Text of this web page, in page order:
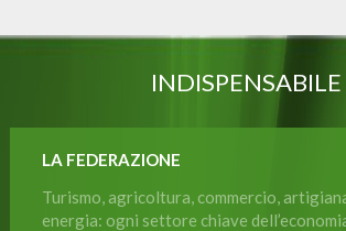
INDISPENSABILE
LA FEDERAZIONE
Turismo, agricoltura, commercio,
energia: ogni settore chiave